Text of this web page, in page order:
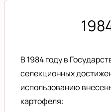
В 1984 году в
селекционных
использованию
картофеля: